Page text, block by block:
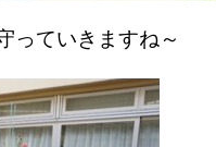
っていきますね～